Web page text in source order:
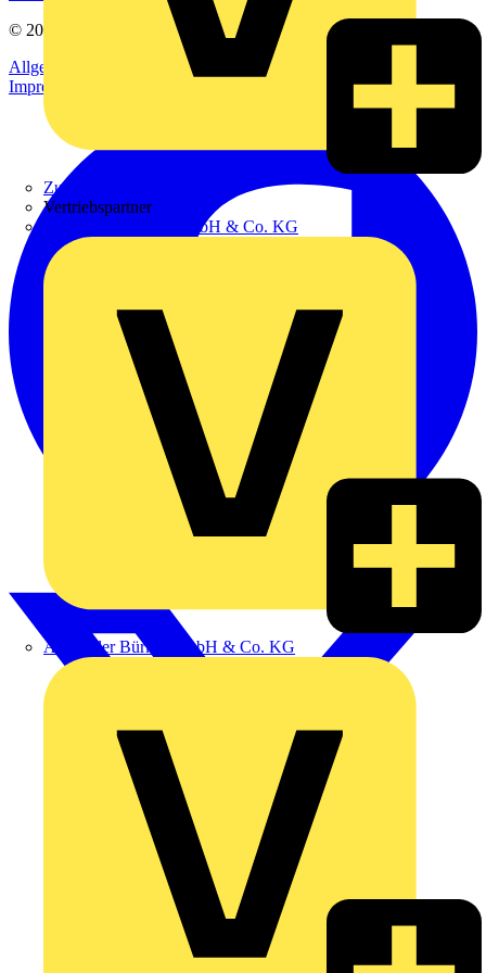
Zumtobel
Vertriebspartner
Adalbert Zajadacz GmbH & Co. KG
Alexander Bürkle GmbH & Co. KG
© 2002-
Allgemeine Geschäftsbedingungen
Datenschutzerklärung
Impressum